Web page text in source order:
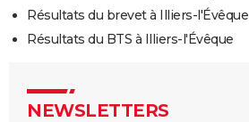
Résultats du brevet à Illiers-l'Évêque
Résultats du BTS à Illiers-l'Évêque
NEWSLETTERS